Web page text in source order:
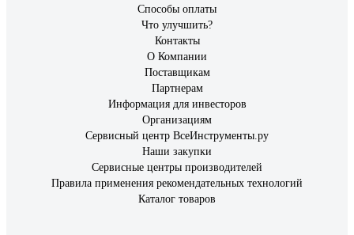
Способы оплаты
Что улучшить?
Контакты
О Компании
Поставщикам
Партнерам
Информация для инвесторов
Организациям
Сервисный центр ВсеИнструменты.ру
Наши закупки
Сервисные центры производителей
Правила применения рекомендательных технологий
Каталог товаров